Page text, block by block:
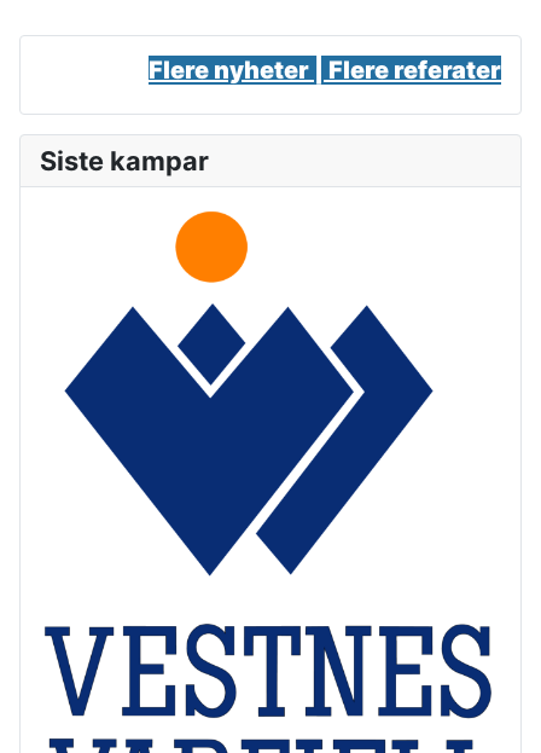
Flere nyheter | Flere referater
Siste kampar